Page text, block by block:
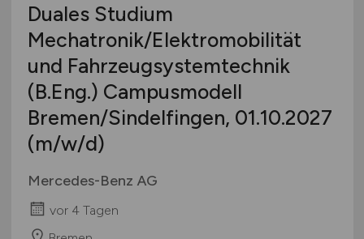
Duales Studium
Mechatronik/Elektromobilität
und Fahrzeugsystemtechnik
(B.Eng.) Campusmodell
Bremen/Sindelfingen, 01.10.2027
(m/w/d)
Mercedes-Benz AG
vor 4 Tagen